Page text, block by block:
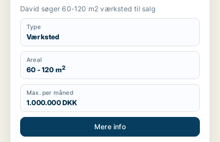
David søger 60-120 m2 værksted til salg
Type
Værksted
Areal
60 - 120 m2
Max. per måned
1.000.000 DKK
Mere info